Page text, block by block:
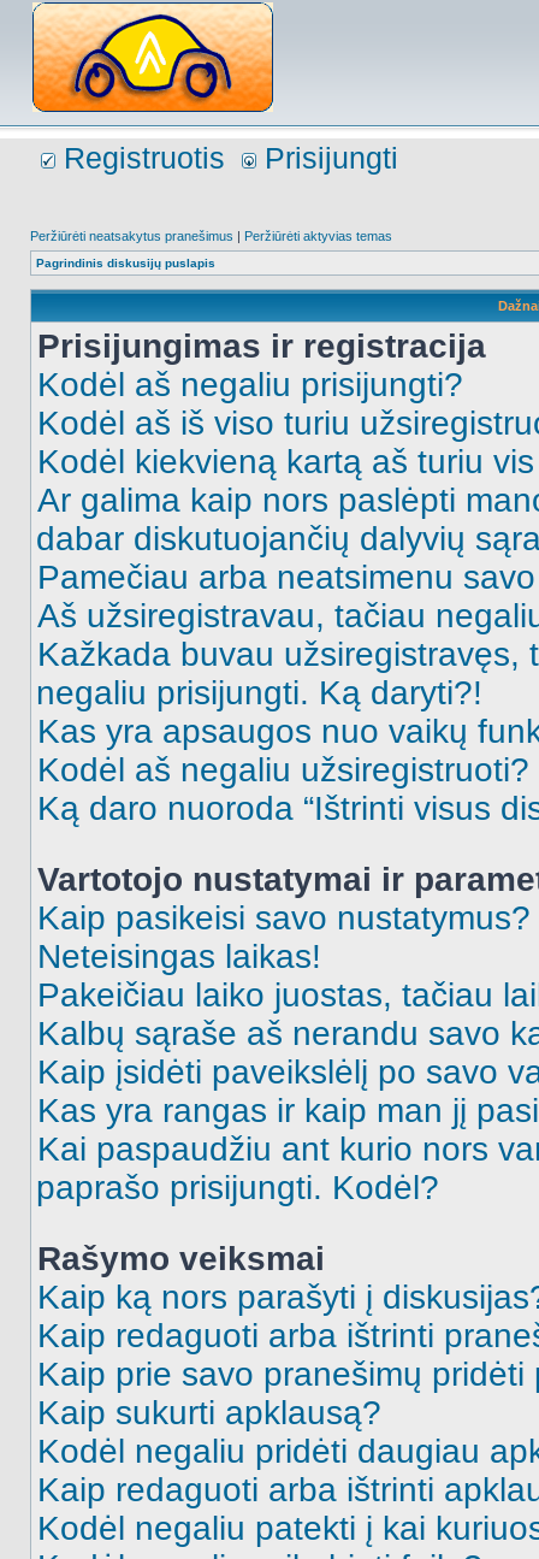
Registruotis Prisijungti
Peržiūrėti neatsakytus pranešimus | Peržiūrėti aktyvias temas
Pagrindinis diskusijų puslapis
Prisijungimas ir registracija
Kodėl aš negaliu prisijungti?
Kodėl aš iš viso turiu
Kodėl kiekvieną kartą aš turiu
Ar galima kaip nors paslėpti
dabar diskutuojančių dalyvių
Pamečiau arba neatsimenu
Aš užsiregistravau, tačiau
Kažkada buvau užsiregistravęs,
negaliu prisijungti. Ką daryti?!
Kas yra apsaugos nuo vaikų
Kodėl aš negaliu užsiregistruoti?
Ką daro nuoroda “Ištrinti visus
Vartotojo nustatymai ir
Kaip pasikeisi savo nustatymus?
Neteisingas laikas!
Pakeičiau laiko juostas, tačiau
Kalbų sąraše aš nerandu savo
Kaip įsidėti paveikslėlį po savo
Kas yra rangas ir kaip man jį
Kai paspaudžiu ant kurio nors
paprašo prisijungti. Kodėl?
Rašymo veiksmai
Kaip ką nors parašyti į
Kaip redaguoti arba ištrinti
Kaip prie savo pranešimų pridėti
Kaip sukurti apklausą?
Kodėl negaliu pridėti daugiau
Kaip redaguoti arba ištrinti
Kodėl negaliu patekti į kai